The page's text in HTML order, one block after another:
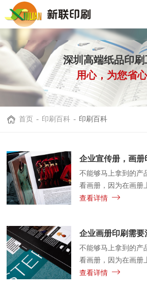
深圳高端纸品印刷
用心，为您省
首页 - 印刷百科 - 印刷百科
企业宣传册，画
不能够马上拿到的产
看画册，因为在画册
物中的样子，所以大
查看详情
企业画册印刷需
不能够马上拿到的产
看画册，因为在画册
物中的样子，所以大
查看详情